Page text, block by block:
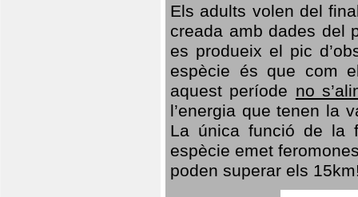
Els adults volen del
creada amb dades del
es produeix el pic
espècie és que com
aquest període no
l’energia que tenen la
La única funció de la
espècie emet
poden superar els